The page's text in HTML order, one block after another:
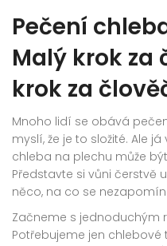
Pečení
Malý krok za
krok za
Mnoho lidí se obává
myslí, že je to složité. Ale
chleba na plechu může
Představte si vůni čerstvě
něco, na co se
Začneme s jednoduchým
Potřebujeme jen